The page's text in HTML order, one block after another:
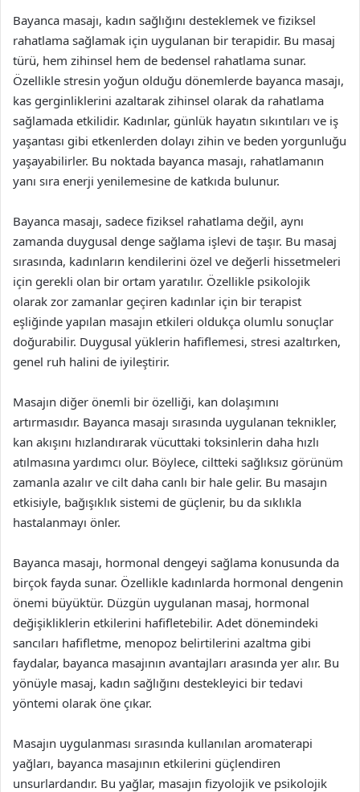
Bayanca masajı, kadın sağlığını desteklemek ve fiziksel
rahatlama sağlamak için uygulanan bir terapidir. Bu masaj
türü, hem zihinsel hem de bedensel rahatlama sunar.
Özellikle stresin yoğun olduğu dönemlerde bayanca masajı,
kas gerginliklerini azaltarak zihinsel olarak da rahatlama
sağlamada etkilidir. Kadınlar, günlük hayatın sıkıntıları ve iş
yaşantası gibi etkenlerden dolayı zihin ve beden yorgunluğu
yaşayabilirler. Bu noktada bayanca masajı, rahatlamanın
yanı sıra enerji yenilemesine de katkıda bulunur.
Bayanca masajı, sadece fiziksel rahatlama değil, aynı
zamanda duygusal denge sağlama işlevi de taşır. Bu masaj
sırasında, kadınların kendilerini özel ve değerli hissetmeleri
için gerekli olan bir ortam yaratılır. Özellikle psikolojik
olarak zor zamanlar geçiren kadınlar için bir terapist
eşliğinde yapılan masajın etkileri oldukça olumlu sonuçlar
doğurabilir. Duygusal yüklerin hafiflemesi, stresi azaltırken,
genel ruh halini de iyileştirir.
Masajın diğer önemli bir özelliği, kan dolaşımını
artırmasıdır. Bayanca masajı sırasında uygulanan teknikler,
kan akışını hızlandırarak vücuttaki toksinlerin daha hızlı
atılmasına yardımcı olur. Böylece, ciltteki sağlıksız görünüm
zamanla azalır ve cilt daha canlı bir hale gelir. Bu masajın
etkisiyle, bağışıklık sistemi de güçlenir, bu da sıklıkla
hastalanmayı önler.
Bayanca masajı, hormonal dengeyi sağlama konusunda da
birçok fayda sunar. Özellikle kadınlarda hormonal dengenin
önemi büyüktür. Düzgün uygulanan masaj, hormonal
değişikliklerin etkilerini hafifletebilir. Adet dönemindeki
sancıları hafifletme, menopoz belirtilerini azaltma gibi
faydalar, bayanca masajının avantajları arasında yer alır. Bu
yönüyle masaj, kadın sağlığını destekleyici bir tedavi
yöntemi olarak öne çıkar.
Masajın uygulanması sırasında kullanılan aromaterapi
yağları, bayanca masajının etkilerini güçlendiren
unsurlardandır. Bu yağlar, masajın fizyolojik ve psikolojik